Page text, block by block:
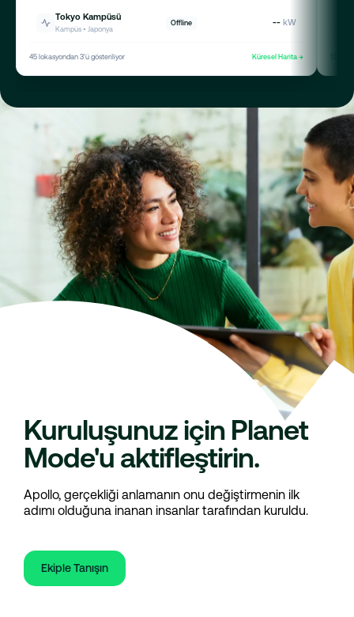
Tokyo Kampüsü
Kampüs • Japonya
Offline --kW
45 lokasyondan 3'ü gösteriliyor Küresel Harita →
Kuruluşunuz için Planet
Mode'u aktifleştirin.
Apollo, gerçekliği anlamanın onu değiştirmenin ilk
adımı olduğuna inanan insanlar tarafından kuruldu.
Ekiple Tanışın